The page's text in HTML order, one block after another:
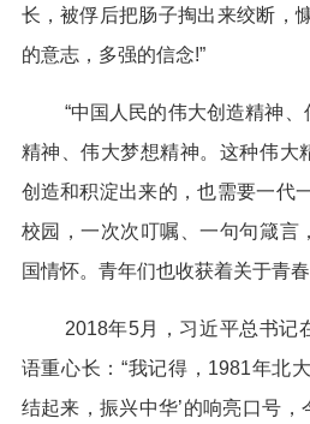
长，被俘后把肠子掏出来绞断，
的意志，多强的信念!”
“中国人民的伟大创造精神
精神、伟大梦想精神。这种伟大
创造和积淀出来的，也需要一代
校园，一次次叮嘱、一句句箴言
国情怀。青年们也收获着关于青春
2018年5月，习近平总书记
语重心长：“我记得，1981年北
结起来，振兴中华’的响亮口号